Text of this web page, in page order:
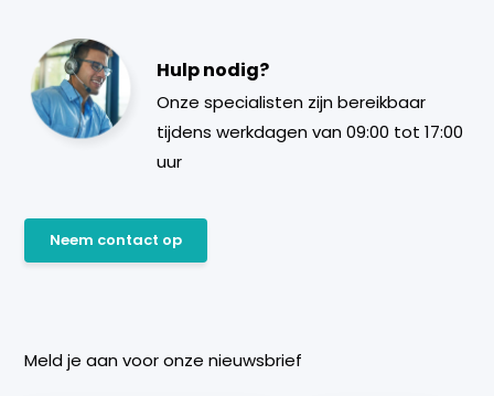
Hulp nodig?
Onze specialisten zijn bereikbaar
tijdens werkdagen van 09:00 tot 17:00
uur
Neem contact op
Meld je aan voor onze nieuwsbrief